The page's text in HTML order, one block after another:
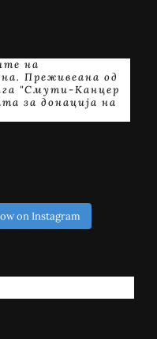
на
Преживеана од
"Смути-Канцер
за донација на
on Instagram